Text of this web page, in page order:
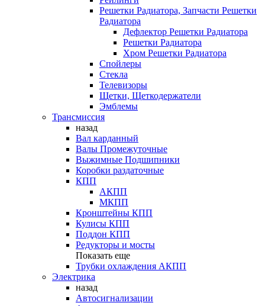
Решетки Радиатора, Запчасти Решетки
Радиатора
Дефлектор Решетки Радиатора
Решетки Радиатора
Хром Решетки Радиатора
Спойлеры
Стекла
Телевизоры
Щетки, Щеткодержатели
Эмблемы
Трансмиссия
назад
Вал карданный
Валы Промежуточные
Выжимные Подшипники
Коробки раздаточные
КПП
АКПП
МКПП
Кронштейны КПП
Кулисы КПП
Поддон КПП
Редукторы и мосты
Показать еще
Трубки охлаждения АКПП
Электрика
назад
Автосигнализации